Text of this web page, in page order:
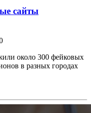
сайты
около 300 фейковых
в разных городах